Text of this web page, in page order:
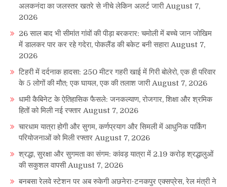
अलकनंदा का जलस्तर खतरे से नीचे लेकिन अलर्ट जारी August 7,
2026
26 साल बाद भी सीमांत गांवों की पीड़ा बरकरार: चमोली में बच्चे जान जोखिम
में डालकर पार कर रहे गदेरा, पोकलैंड की बकेट बनी सहारा August 7,
2026
टिहरी में दर्दनाक हादसा: 250 मीटर गहरी खाई में गिरी बोलेरो, एक ही परिवार
के 5 लोगों की मौत; एक घायल, एक की तलाश जारी August 7, 2026
धामी कैबिनेट के ऐतिहासिक फैसले: जनकल्याण, रोजगार, शिक्षा और श्रमिक
हितों को मिली नई रफ्तार August 7, 2026
चारधाम यात्रा होगी और सुगम, कर्णप्रयाग और सिमली में आधुनिक पार्किंग
परियोजनाओं को मिली रफ्तार August 7, 2026
श्रद्धा, सुरक्षा और सुगमता का संगम: कांवड़ यात्रा में 2.19 करोड़ श्रद्धालुओं
की सकुशल वापसी August 7, 2026
बनबसा रेलवे स्टेशन पर अब रुकेगी अछनेरा-टनकपुर एक्सप्रेस, रेल मंत्री ने